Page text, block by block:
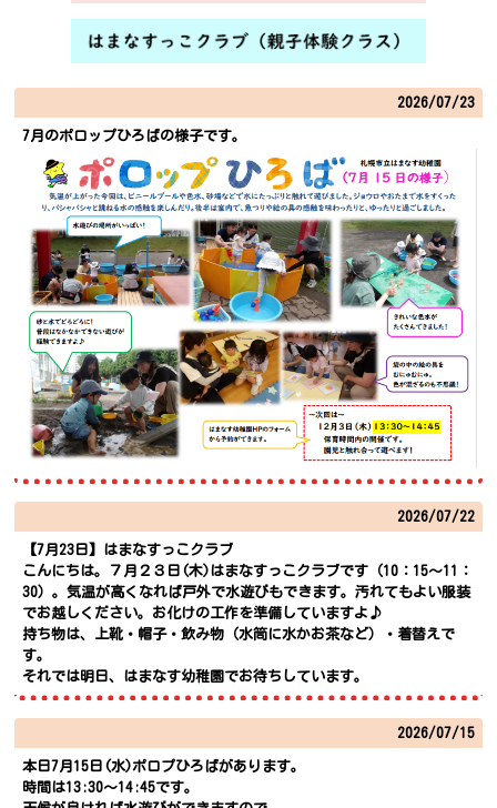
2026/07/23
7月のポロップひろばの様子です。
2026/07/22
【7月23日】はまなすっこクラブ
こんにちは。７月２３日(木)はまなすっこクラブです（10：15～11：
30）。気温が高くなれば戸外で水遊びもできます。汚れてもよい服装
でお越しください。お化けの工作を準備していますよ♪
持ち物は、上靴・帽子・飲み物（水筒に水かお茶など）・着替えで
す。
それでは明日、はまなす幼稚園でお待ちしています。
2026/07/15
本日7月15日(水)ポロプひろばがあります。
時間は13:30～14:45です。